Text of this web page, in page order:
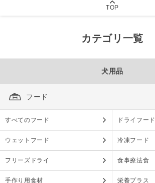
TOP
カテゴリ一覧
犬用品
フード
すべてのフード ドライフード
ウェットフード 冷凍フード
フリーズドライ 食事療法食
手作り用食材 栄養プラス